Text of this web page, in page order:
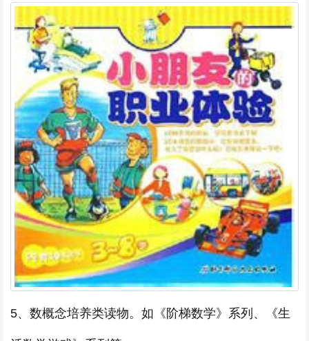
5、数概念培养类读物。如《阶梯数学》系列、《生